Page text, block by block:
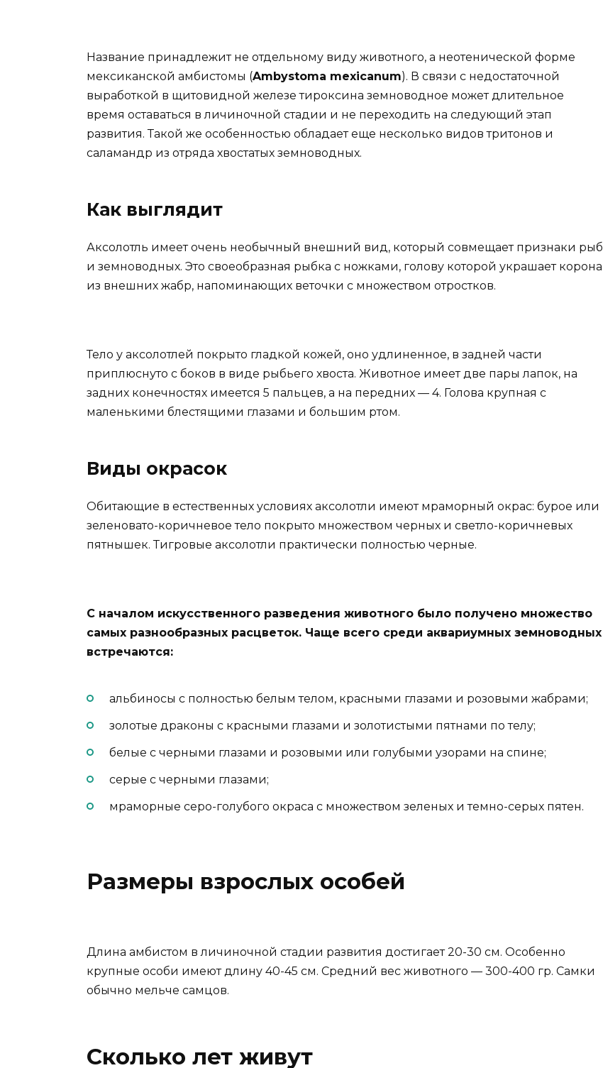
Название принадлежит не отдельному виду животного, а неотенической форме
мексиканской амбистомы (Ambystoma mexicanum). В связи с недостаточной
выработкой в щитовидной железе тироксина земноводное может длительное
время оставаться в личиночной стадии и не переходить на следующий этап
развития. Такой же особенностью обладает еще несколько видов тритонов и
саламандр из отряда хвостатых земноводных.
Как выглядит
Аксолотль имеет очень необычный внешний вид, который совмещает признаки рыб
и земноводных. Это своеобразная рыбка с ножками, голову которой украшает корона
из внешних жабр, напоминающих веточки с множеством отростков.
Тело у аксолотлей покрыто гладкой кожей, оно удлиненное, в задней части
приплюснуто с боков в виде рыбьего хвоста. Животное имеет две пары лапок, на
задних конечностях имеется 5 пальцев, а на передних — 4. Голова крупная с
маленькими блестящими глазами и большим ртом.
Виды окрасок
Обитающие в естественных условиях аксолотли имеют мраморный окрас: бурое или
зеленовато-коричневое тело покрыто множеством черных и светло-коричневых
пятнышек. Тигровые аксолотли практически полностью черные.
С началом искусственного разведения животного было получено множество
самых разнообразных расцветок. Чаще всего среди аквариумных земноводных
встречаются:
альбиносы с полностью белым телом, красными глазами и розовыми жабрами;
золотые драконы с красными глазами и золотистыми пятнами по телу;
белые с черными глазами и розовыми или голубыми узорами на спине;
серые с черными глазами;
мраморные серо-голубого окраса с множеством зеленых и темно-серых пятен.
Размеры взрослых особей
Длина амбистом в личиночной стадии развития достигает 20-30 см. Особенно
крупные особи имеют длину 40-45 см. Средний вес животного — 300-400 гр. Самки
обычно мельче самцов.
Сколько лет живут